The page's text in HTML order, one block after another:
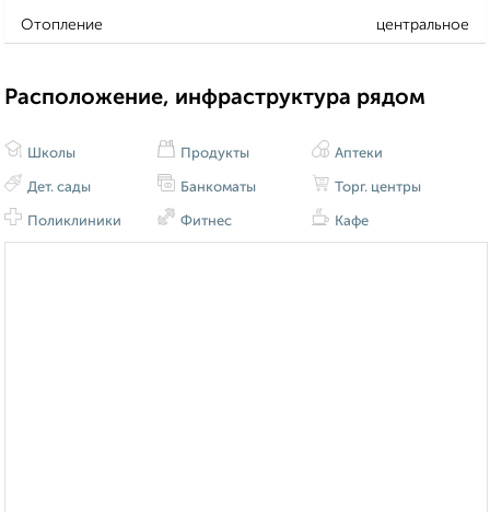
Отопление центральное
Расположение, инфраструктура рядом
Школы
Дет. сады
Поликлиники
Продукты
Банкоматы
Фитнес
Аптеки
Торг. центры
Кафе